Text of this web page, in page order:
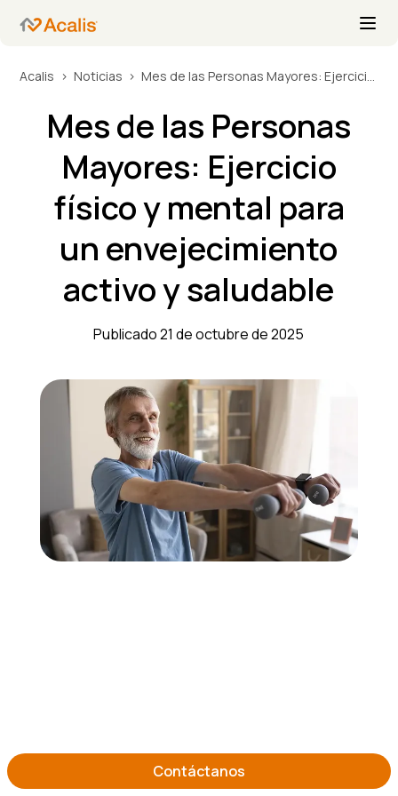
Acalis Noticias Mes de las Personas Mayores: Ejercicio físico y mental para un envejecimiento activo y saludable
Mes de las Personas
Mayores: Ejercicio
físico y mental para
un envejecimiento
activo y saludable
Publicado 21 de octubre de 2025
Contáctanos